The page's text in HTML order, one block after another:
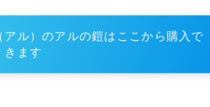
ル）のアルの鎧はここから購入で
きます